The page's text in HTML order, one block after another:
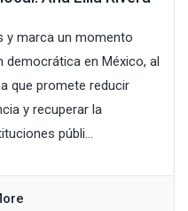
y marca un momento
en México, al
que promete reducir
y recuperar la
públi...